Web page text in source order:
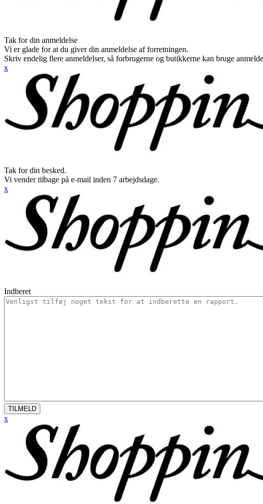
Tak for din anmeldelse
Vi er glade for at du giver din anmeldelse af forretningen.
Skriv endelig flere anmeldelser, så forbrugerne og butikkerne kan bruge
x
Tak for din besked.
Vi vender tilbage på e-mail inden 7 arbejdsdage.
x
Indberet
TILMELD
x